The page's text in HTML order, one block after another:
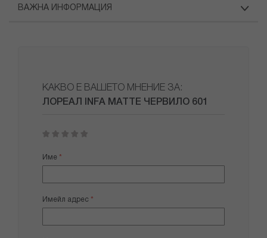
ВАЖНА ИНФОРМАЦИЯ
КАКВО Е ВАШЕТО МНЕНИЕ ЗА:
ЛОРЕАЛ INFA MATTE ЧЕРВИЛО 601
star
stars
stars
stars
stars
Име
Имейл адрес